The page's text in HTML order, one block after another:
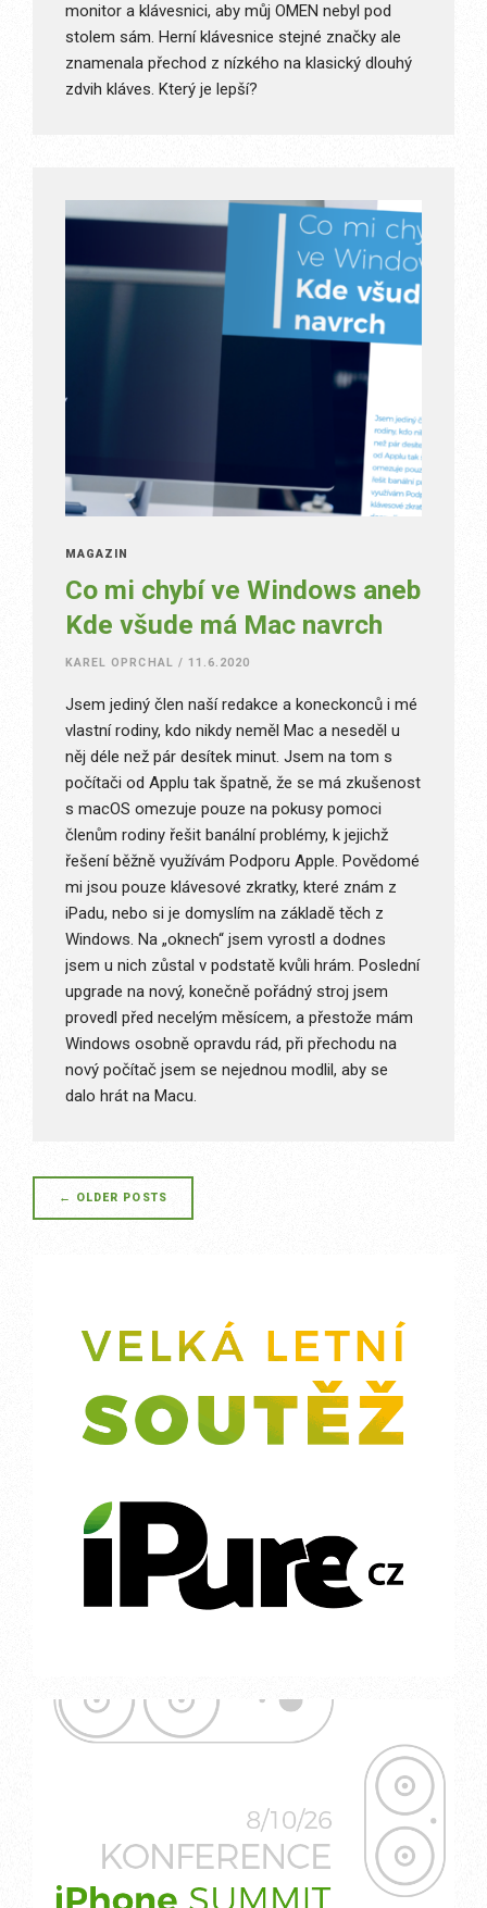
monitor a klávesnici, aby můj OMEN nebyl pod
stolem sám. Herní klávesnice stejné značky ale
znamenala přechod z nízkého na klasický dlouhý
zdvih kláves. Který je lepší?
MAGAZÍN
Co mi chybí ve Windows aneb
Kde všude má Mac navrch
KAREL OPRCHAL / 11.6.2020
Jsem jediný člen naší redakce a koneckonců i mé
vlastní rodiny, kdo nikdy neměl Mac a neseděl u
něj déle než pár desítek minut. Jsem na tom s
počítači od Applu tak špatně, že se má zkušenost
s macOS omezuje pouze na pokusy pomoci
členům rodiny řešit banální problémy, k jejichž
řešení běžně využívám Podporu Apple. Povědomé
mi jsou pouze klávesové zkratky, které znám z
iPadu, nebo si je domyslím na základě těch z
Windows. Na „oknech“ jsem vyrostl a dodnes
jsem u nich zůstal v podstatě kvůli hrám. Poslední
upgrade na nový, konečně pořádný stroj jsem
provedl před necelým měsícem, a přestože mám
Windows osobně opravdu rád, při přechodu na
nový počítač jsem se nejednou modlil, aby se
dalo hrát na Macu.
Posts
← OLDER POSTS